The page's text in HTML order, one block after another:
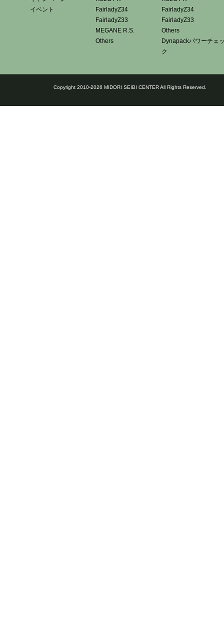
イベント
FairladyZ34
FairladyZ33
MEGANE R.S.
Others
FairladyZ34
FairladyZ33
Others
Dynapackパワーチェ
ク
Copyright 2010-2026 MIDORI SEIBI CENTER All Rights Reserved.